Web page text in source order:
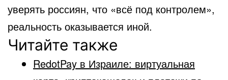
уверять россиян, что «всё под контролем»,
реальность оказывается иной.
Читайте также
RedotPay в Израиле: виртуальная